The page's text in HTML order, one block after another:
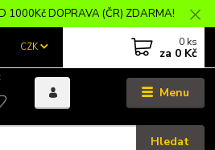
1000Kč DOPRAVA (ČR) ZDARMA!
Menu
CZK
Hledat
0 ks
za 0 Kč